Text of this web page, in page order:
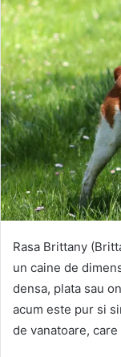
Rasa Brittany
un caine de
densa, plata sau
acum este pur si
de vanatoare,